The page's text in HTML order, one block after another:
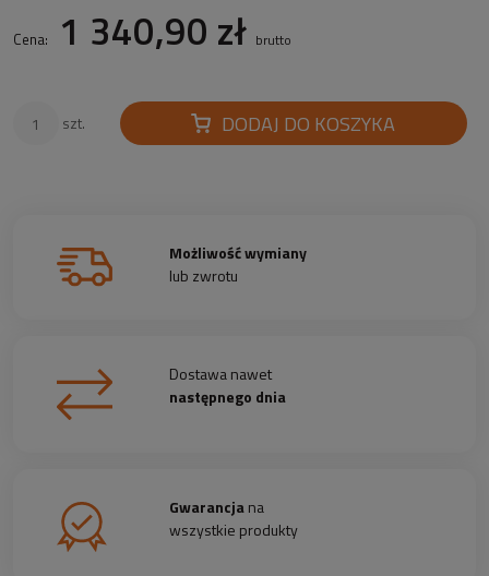
Cena: 1 340,90 zł brutto
szt. DODAJ DO KOSZYKA
Możliwość wymiany
lub zwrotu
Dostawa nawet
następnego dnia
Gwarancjana
wszystkie produkty